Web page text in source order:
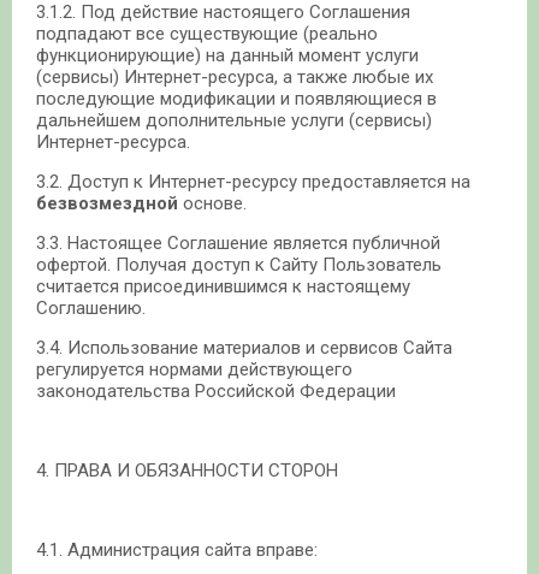
3.1.2. Под действие настоящего Соглашения
подпадают все существующие (реально
функционирующие) на данный момент услуги
(сервисы) Интернет-ресурса, а также любые их
последующие модификации и появляющиеся в
дальнейшем дополнительные услуги (сервисы)
Интернет-ресурса.
3.2. Доступ к Интернет-ресурсу предоставляется на
безвозмездной основе.
3.3. Настоящее Соглашение является публичной
офертой. Получая доступ к Сайту Пользователь
считается присоединившимся к настоящему
Соглашению.
3.4. Использование материалов и сервисов Сайта
регулируется нормами действующего
законодательства Российской Федерации
4. ПРАВА И ОБЯЗАННОСТИ СТОРОН
4.1. Администрация сайта вправе: